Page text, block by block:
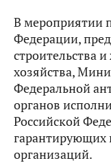
В мероприятии
Федерации,
строительства
хозяйства,
Федеральной
органов
Российской
гарантирующих
организаций.